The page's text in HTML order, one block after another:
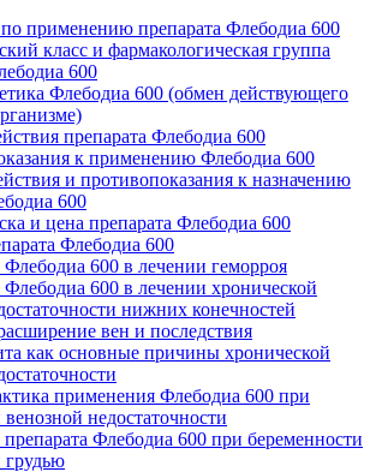
применению препарата Флебодиа 600
класс и фармакологическая группа
600
Флебодиа 600 (обмен действующего
препарата Флебодиа 600
к применению Флебодиа 600
и противопоказания к назначению
600
и цена препарата Флебодиа 600
Флебодиа 600
600 в лечении геморроя
600 в лечении хронической
нижних конечностей
вен и последствия
как основные причины хронической
применения Флебодиа 600 при
недостаточности
Флебодиа 600 при беременности
грудью